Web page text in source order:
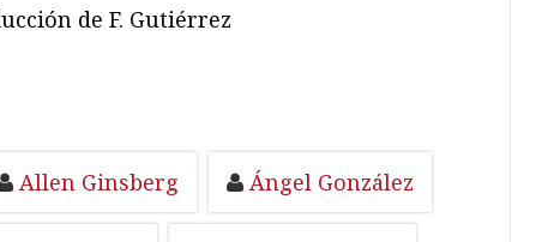
de F. Gutiérrez
Allen Ginsberg Ángel González